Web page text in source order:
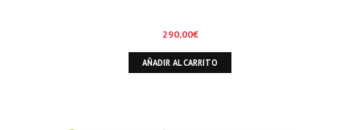
290,00€
AÑADIR AL CARRITO